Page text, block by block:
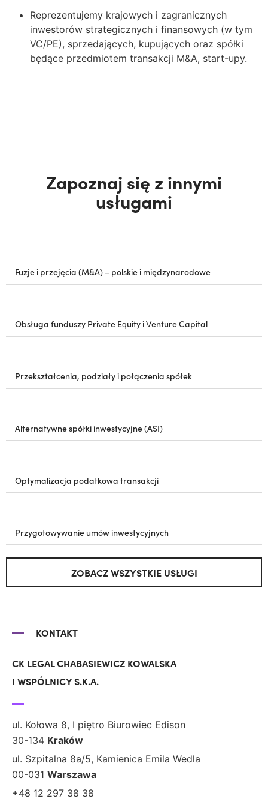
Reprezentujemy krajowych i zagranicznych
inwestorów strategicznych i finansowych (w tym
VC/PE), sprzedających, kupujących oraz spółki
będące przedmiotem transakcji M&A, start-upy.
Zapoznaj się z innymi
usługami
Fuzje i przejęcia (M&A) – polskie i międzynarodowe
Obsługa funduszy Private Equity i Venture Capital
Przekształcenia, podziały i połączenia spółek
Alternatywne spółki inwestycyjne (ASI)
Optymalizacja podatkowa transakcji
Przygotowywanie umów inwestycyjnych
ZOBACZ WSZYSTKIE USŁUGI
KONTAKT
CK LEGAL CHABASIEWICZ KOWALSKA
I WSPÓLNICY S.K.A.
ul. Kołowa 8, I piętro Biurowiec Edison
30-134 Kraków
ul. Szpitalna 8a/5, Kamienica Emila Wedla
00-031 Warszawa
+48 12 297 38 38